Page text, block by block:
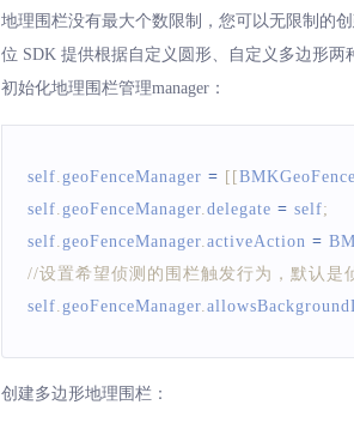
地理围栏没有最大个数限制，您可以无限制的
位 SDK 提供根据自定义圆形、自定义多边形两
初始化地理围栏管理manager：
self geoFenceManager = [ [
self geoFenceManager delegate = self;
self geoFenceManager activeAction =
//设置希望侦测的围栏触发行为，默认是
self geoFenceManager
创建多边形地理围栏：